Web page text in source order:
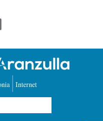
Internet